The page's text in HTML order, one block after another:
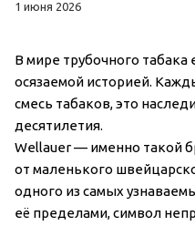
1 июня 2026
В мире трубочного табака
осязаемой историей.
смесь табаков, это
десятилетия.
Wellauer — именно такой
от маленького
одного из самых
её пределами, символ